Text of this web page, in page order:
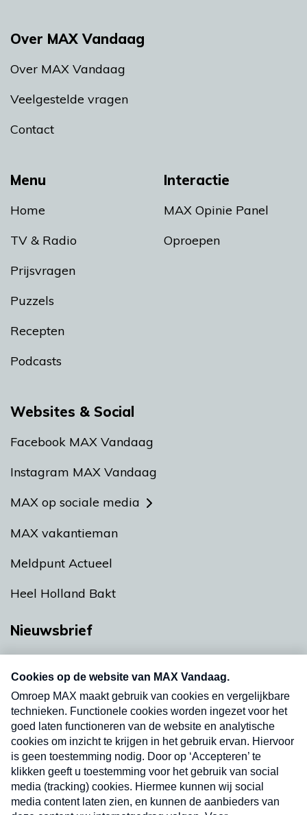
Menu
Home
TV & Radio
Prijsvragen
Puzzels
Recepten
Podcasts
Interactie
MAX Opinie Panel
Oproepen
Over MAX Vandaag
Over MAX Vandaag
Veelgestelde vragen
Contact
Websites & Social
Facebook MAX Vandaag
Instagram MAX Vandaag
MAX op sociale media
MAX vakantieman
Meldpunt Actueel
Heel Holland Bakt
Nieuwsbrief
nieuwsbrief. Elke vrijdag- en dinsdagochtend in
uw mailbox.
Verzend